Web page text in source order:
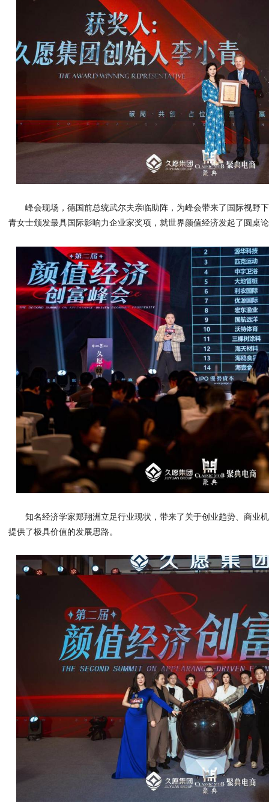
峰会现场，德国前总统武尔夫亲临助阵，为峰会带来了国际视野
青女士颁发最具国际影响力企业家奖项，就世界颜值经济发起了圆桌
知名经济学家郑翔洲立足行业现状，带来了关于创业趋势、商业
提供了极具价值的发展思路。